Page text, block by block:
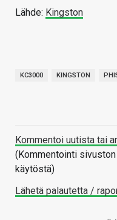
Lähde: Kingston
KC3000 KINGSTON
Kommentoi uutista tai
(Kommentointi
käytöstä)
Lähetä palautetta /